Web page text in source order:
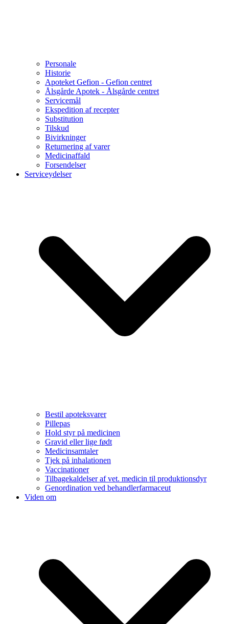
Personale
Historie
Apoteket Gefion - Gefion centret
Ålsgårde Apotek - Ålsgårde centret
Servicemål
Ekspedition af recepter
Substitution
Tilskud
Bivirkninger
Returnering af varer
Medicinaffald
Forsendelser
Serviceydelser
Bestil apoteksvarer
Pillepas
Hold styr på medicinen
Gravid eller lige født
Medicinsamtaler
Tjek på inhalationen
Vaccinationer
Tilbagekaldelser af vet. medicin til produktionsdyr
Genordination ved behandlerfarmaceut
Viden om